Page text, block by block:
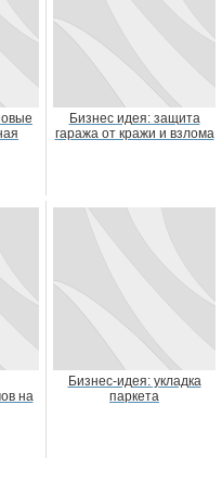
Бизнес идея: защита
гаража от кражи и взлома
на
Бизнес-идея: укладка
паркета